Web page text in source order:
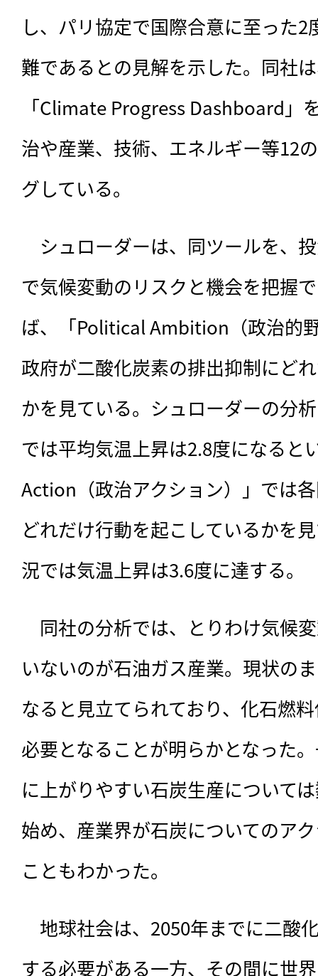
し、パリ協定で国際合意に至った
難であるとの見解を示した。同社
「Climate Progress Dashboard」
治や産業、技術、エネルギー等12
グしている。
シュローダーは、同ツールを、
で気候変動のリスクと機会を把握
ば、「Political Ambition（政治的
政府が二酸化炭素の排出抑制にど
かを見ている。シュローダーの分
では平均気温上昇は2.8度になると
Action（政治アクション）」では
どれだけ行動を起こしているかを
況では気温上昇は3.6度に達する。
同社の分析では、とりわけ気候
いないのが石油ガス産業。現状の
なると見立てられており、化石燃
必要となることが明らかとなった
に上がりやすい石炭生産について
始め、産業界が石炭についてのア
こともわかった。
地球社会は、2050年までに二酸
する必要がある一方、その間に世